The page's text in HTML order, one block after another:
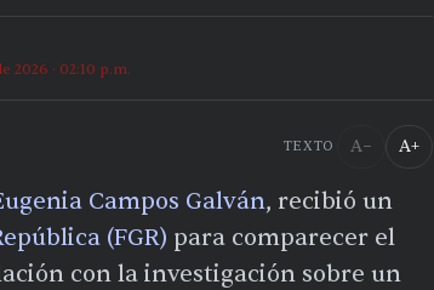
2026 · 02:10 p.m.
TEXTO A− A+
Campos Galván, recibió un
(FGR) para comparecer el
con la investigación sobre un